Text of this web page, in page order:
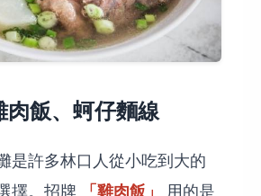
肉飯、蚵仔麵線
是許多林口人從小吃到大的
擇。招牌
「雞肉飯」
用的是